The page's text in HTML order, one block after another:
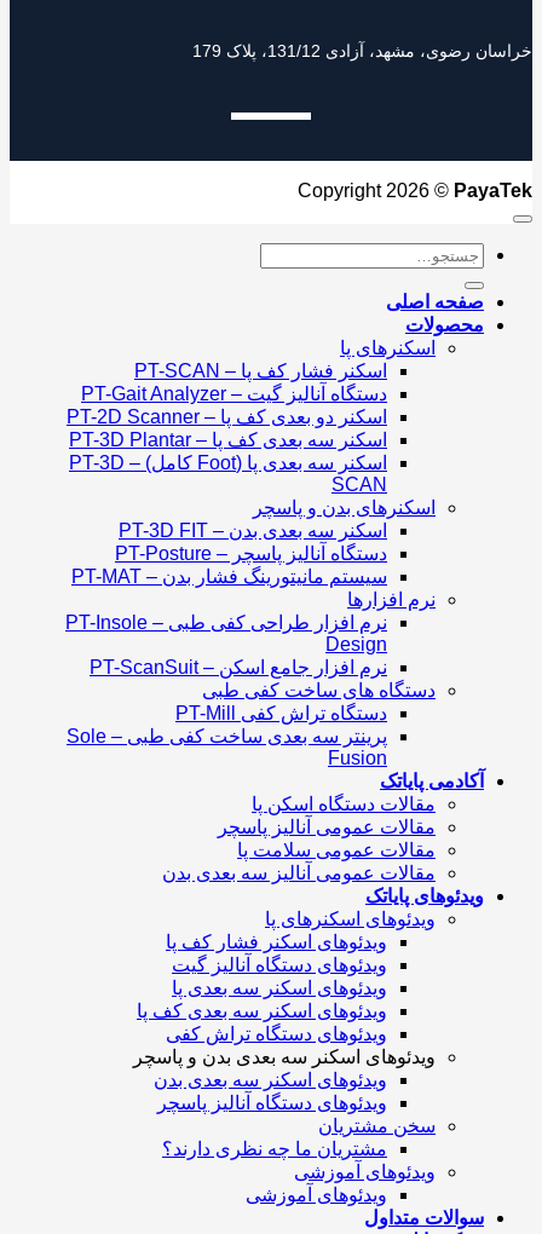
خراسان رضوی، مشهد، آزادی 131/12، پلاک 179
Copyright 2026 © PayaTek
جستجو
صفحه اصلی
محصولات
اسکنرهای پا
اسکنر فشار کف پا – PT-SCAN
دستگاه آنالیز گیت – PT-Gait Analyzer
اسکنر دو بعدی کف پا – PT-2D Scanner
اسکنر سه بعدی کف پا – PT-3D Plantar
اسکنر سه بعدی پا (Foot کامل) – PT-3D
SCAN
اسکنرهای بدن و پاسچر
اسکنر سه بعدی بدن – PT-3D FIT
دستگاه آنالیز پاسچر – PT-Posture
سیستم مانیتورینگ فشار بدن – PT-MAT
نرم افزارها
نرم افزار طراحی کفی طبی – PT-Insole
Design
نرم افزار جامع اسکن – PT-ScanSuit
دستگاه های ساخت کفی طبی
دستگاه تراش کفی PT-Mill
پرینتر سه بعدی ساخت کفی طبی – Sole
Fusion
آکادمی پایاتک
مقالات دستگاه اسکن پا
مقالات عمومی آنالیز پاسچر
مقالات عمومی سلامت پا
مقالات عمومی آنالیز سه بعدی بدن
ویدئوهای پایاتک
ویدئوهای اسکنرهای پا
ویدئوهای اسکنر فشار کف پا
ویدئوهای دستگاه آنالیز گیت
ویدئوهای اسکنر سه بعدی پا
ویدئوهای اسکنر سه بعدی کف پا
ویدئوهای دستگاه تراش کفی
ویدئوهای اسکنر سه بعدی بدن و پاسچر
ویدئوهای اسکنر سه بعدی بدن
ویدئوهای دستگاه آنالیز پاسچر
سخن مشتریان
مشتریان ما چه نظری دارند؟
ویدئوهای آموزشی
ویدئوهای آموزشی
سوالات متداول